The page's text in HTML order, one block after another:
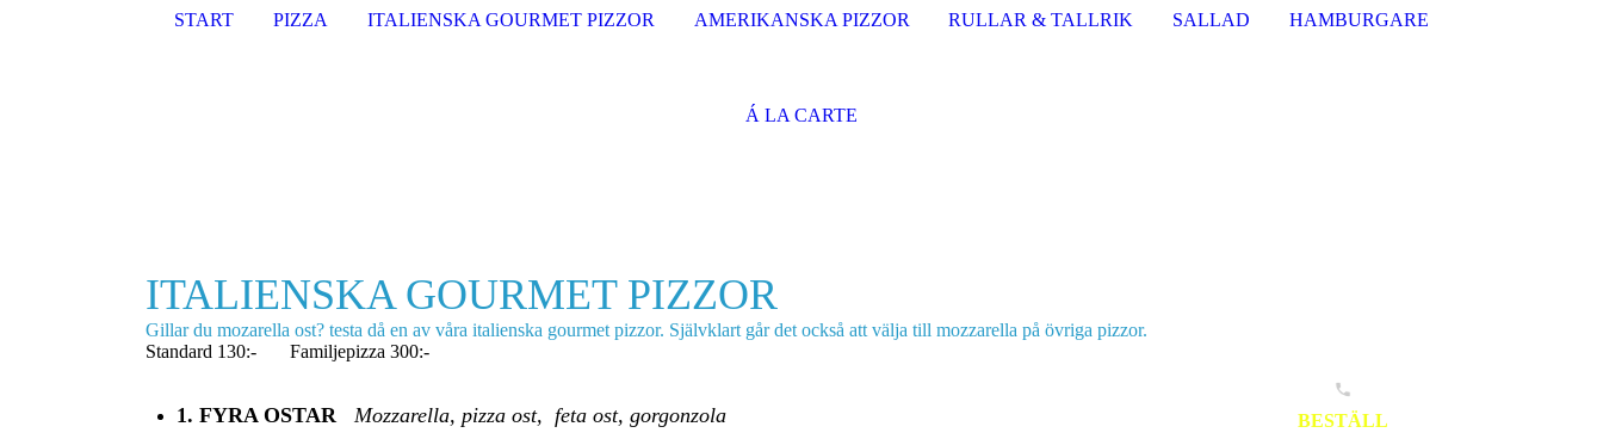
START PIZZA ITALIENSKA GOURMET PIZZOR AMERIKANSKA PIZZOR RULLAR & TALLRIK SALLAD HAMBURGARE
Á LA CARTE
ITALIENSKA GOURMET PIZZOR
Gillar du mozarella ost? testa då en av våra italienska gourmet pizzor. Självklart går det också att välja till mozzarella på övriga pizzor.
Standard 130:- Familjepizza 300:-
1. FYRA OSTAR Mozzarella, pizza ost, feta ost, gorgonzola
BESTÄLL